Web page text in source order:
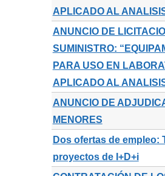
APLICADO AL
ANUNCIO DE
SUMINISTRO:
PARA USO EN
APLICADO AL
ANUNCIO DE
MENORES
Dos ofertas de empleo:
proyectos de I+D+i